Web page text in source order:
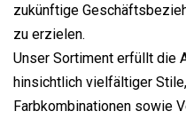
zukünftige
zu erzielen.
Unser Sortiment erfüllt die
hinsichtlich vielfältiger
Farbkombinationen sowie